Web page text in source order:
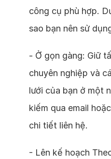
công cụ phù hợp.
sao bạn nên sử
- Ở gọn gàng: Giữ
chuyên nghiệp và
lưới của bạn ở một
kiếm qua email
chi tiết liên hệ.
- Lên kế hoạch